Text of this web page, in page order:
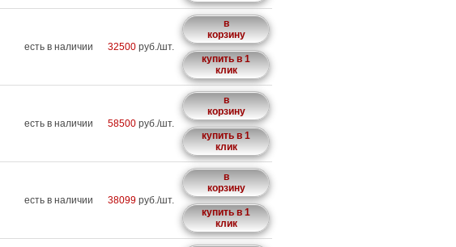
есть в наличии 32500 руб./шт.
в
корзину
купить в 1
клик
есть в наличии 58500 руб./шт.
в
корзину
купить в 1
клик
есть в наличии 38099 руб./шт.
в
корзину
купить в 1
клик